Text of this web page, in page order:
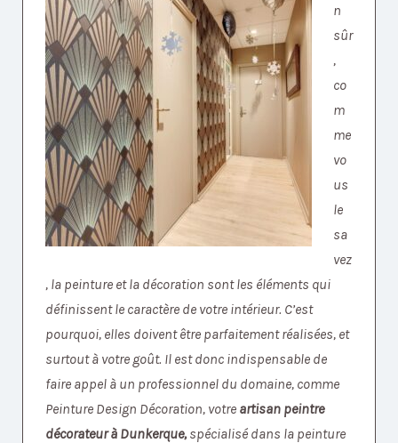
n
sûr
,
co
m
me
vo
us
le
sa
vez
, la peinture et la décoration sont les éléments qui
définissent le caractère de votre intérieur. C’est
pourquoi, elles doivent être parfaitement réalisées, et
surtout à votre goût. Il est donc indispensable de
faire appel à un professionnel du domaine, comme
Peinture Design Décoration, votre artisan peintre
décorateur à Dunkerque,spécialisé dans la peinture